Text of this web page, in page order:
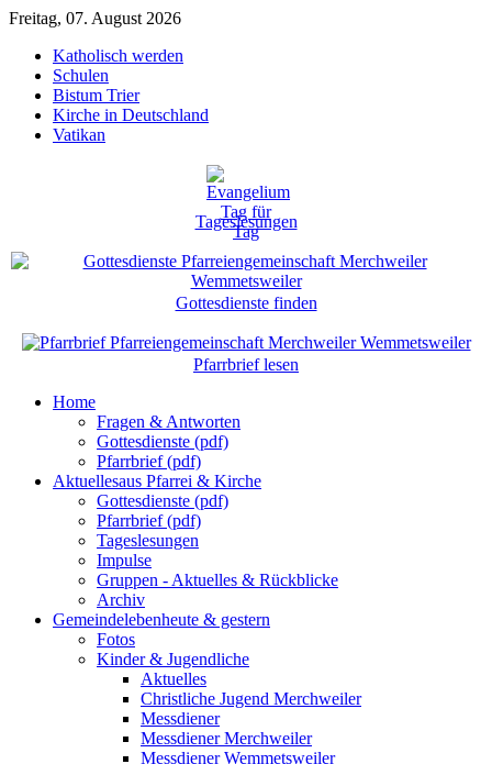
Freitag, 07. August 2026
Katholisch werden
Schulen
Bistum Trier
Kirche in Deutschland
Vatikan
Tageslesungen
Gottesdienste finden
Pfarrbrief lesen
Home
Fragen & Antworten
Gottesdienste (pdf)
Pfarrbrief (pdf)
Aktuellesaus Pfarrei & Kirche
Gottesdienste (pdf)
Pfarrbrief (pdf)
Tageslesungen
Impulse
Gruppen - Aktuelles & Rückblicke
Archiv
Gemeindelebenheute & gestern
Fotos
Kinder & Jugendliche
Aktuelles
Christliche Jugend Merchweiler
Messdiener
Messdiener Merchweiler
Messdiener Wemmetsweiler